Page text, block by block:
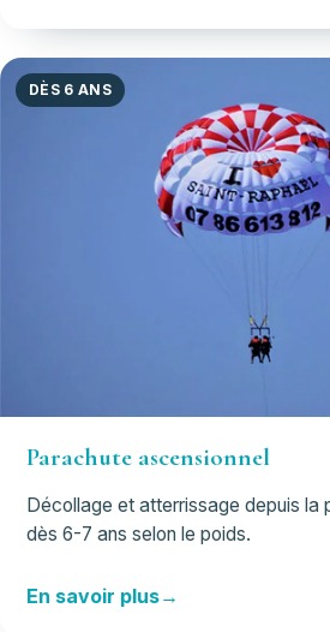
DÈS 6 ANS
Parachute ascensionnel
Décollage et atterrissage depuis la
dès 6-7 ans selon le poids.
En savoir plus